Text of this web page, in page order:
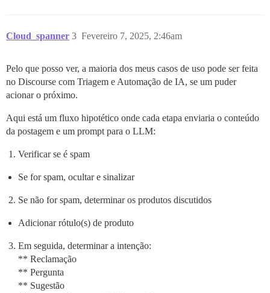
Cloud_spanner Fevereiro 7, 2025, 2:46am
3
Pelo que posso ver, a maioria dos meus casos de uso pode ser feita
no Discourse com Triagem e Automação de IA, se um puder
acionar o próximo.
Aqui está um fluxo hipotético onde cada etapa enviaria o conteúdo
da postagem e um prompt para o LLM:
Verificar se é spam
Se for spam, ocultar e sinalizar
Se não for spam, determinar os produtos discutidos
Adicionar rótulo(s) de produto
Em seguida, determinar a intenção:
** Reclamação
** Pergunta
** Sugestão